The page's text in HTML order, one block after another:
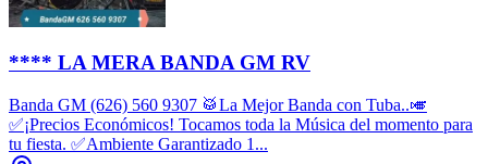
**** LA MERA BANDA GM RV
Banda GM (626) 560 9307 🥁La Mejor Banda con Tuba..🎺
✅¡Precios Económicos! Tocamos toda la Música del momento para
tu fiesta. ✅Ambiente Garantizado 1...